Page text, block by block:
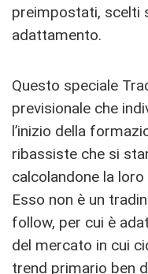
preimpostati, scelti
adattamento.
Questo speciale
previsionale che
l’inizio della
ribassiste che si
calcolandone la
Esso non è un
follow, per cui è
del mercato in cui
trend primario ben